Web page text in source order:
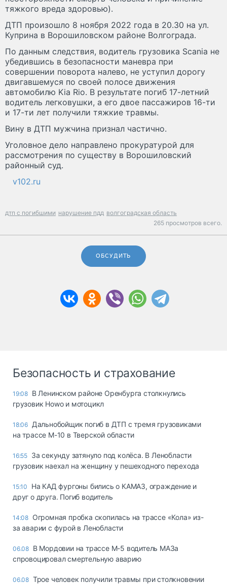
тяжкого вреда здоровью).
ДТП произошло 8 ноября 2022 года в 20.30 на ул.
Куприна в Ворошиловском районе Волгограда.
По данным следствия, водитель грузовика Scania не
убедившись в безопасности маневра при
совершении поворота налево, не уступил дорогу
двигавшемуся по своей полосе движения
автомобилю Kia Rio. В результате погиб 17-летний
водитель легковушки, а его двое пассажиров 16-ти
и 17-ти лет получили тяжкие травмы.
Вину в ДТП мужчина признал частично.
Уголовное дело направлено прокуратурой для
рассмотрения по существу в Ворошиловский
районный суд.
v102.ru
дтп с погибшими нарушение пдд волгоградская область
265 просмотров всего.
ОБСУДИТЬ
Безопасность и страхование
19:08 В Ленинском районе Оренбурга столкнулись
грузовик Howo и мотоцикл
18:06 Дальнобойщик погиб в ДТП с тремя грузовиками
на трассе М-10 в Тверской области
16:55 За секунду затянуло под колёса. В Ленобласти
грузовик наехал на женщину у пешеходного перехода
15:10
На КАД фургоны бились о КАМАЗ, ограждение и
друг о друга. Погиб водитель
14:08 Огромная пробка скопилась на трассе «Кола» из-
за аварии с фурой в Ленобласти
06.08 В Мордовии на трассе М-5 водитель МАЗа
спровоцировал смертельную аварию
06.08 Трое человек получили травмы при столкновении